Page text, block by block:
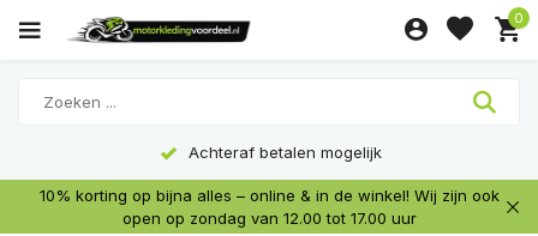
0
Achteraf betalen mogelijk
10% korting op bijna alles – online & in de winkel! Wij zijn ook
open op zondag van 12.00 tot 17.00 uur